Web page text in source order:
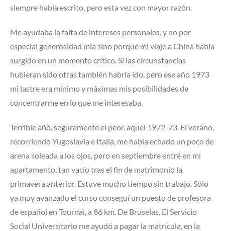
siempre había escrito, pero esta vez con mayor razón.
Me ayudaba la falta de intereses personales, y no por
especial generosidad mía sino porque mi viaje a China había
surgido en un momento crítico. Si las circunstancias
hubieran sido otras también habría ido, pero ese año 1973
mi lastre era mínimo y máximas mis posibilidades de
concentrarme en lo que me interesaba.
Terrible año, seguramente el peor, aquel 1972-73. El verano,
recorriendo Yugoslavia e Italia, me había echado un poco de
arena soleada a los ojos, pero en septiembre entré en mi
apartamento, tan vacío tras el fin de matrimonio la
primavera anterior. Estuve mucho tiempo sin trabajo. Sólo
ya muy avanzado el curso conseguí un puesto de profesora
de español en Tournai, a 86 km. De Bruselas. El Servicio
Social Universitario me ayudó a pagar la matrícula, en la